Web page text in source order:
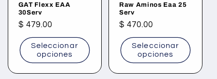
GAT Flexx EAA
30Serv
Precio
habitual
$ 479.00
Seleccionar
opciones
Raw Aminos Eaa 25
Serv
Precio
habitual
$ 470.00
Seleccionar
opciones